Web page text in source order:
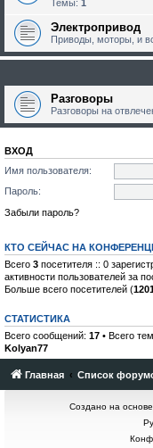
Темы: 1
Электропривод
Приводы, моторы, и
Разговоры
Разговоры на
ВХОД
Имя пользователя:
Пароль:
Забыли пароль?
КТО СЕЙЧАС НА
Всего 3 посетителя :: 0
активности пользователей за
Больше всего посетителей (
СТАТИСТИКА
Всего сообщений: 17 • Всего
Kolyan77
Главная Список
Создано на основе